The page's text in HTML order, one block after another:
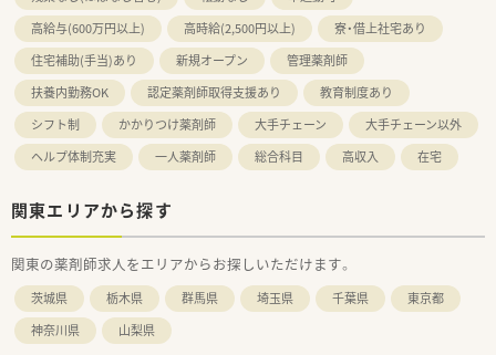
高給与(600万円以上)
高時給(2,500円以上)
寮・借上社宅あり
住宅補助(手当)あり
新規オープン
管理薬剤師
扶養内勤務OK
認定薬剤師取得支援あり
教育制度あり
シフト制
かかりつけ薬剤師 大手チェーン
大手チェーン以外
ヘルプ体制充実
一人薬剤師 総合科目 高収入 在宅
関東エリアから探す
関東の薬剤師求人をエリアからお探しいただけます。
茨城県 栃木県 群馬県 埼玉県 千葉県
東京都
神奈川県
山梨県